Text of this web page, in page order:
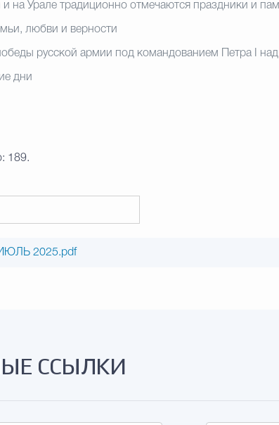
на Урале традиционно отмечаются праздники и
любви и верности
русской армии под командованием Петра I
дни
189.
2025.pdf
ССЫЛКИ